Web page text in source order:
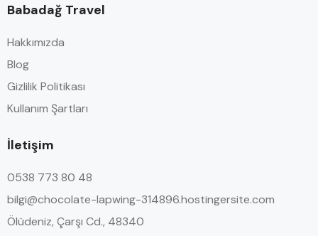
Babadağ Travel
Hakkımızda
Blog
Gizlilik Politikası
Kullanım Şartları
İletişim
0538 773 80 48
bilgi@chocolate-lapwing-314896.hostingersite.com
Ölüdeniz, Çarşı Cd., 48340